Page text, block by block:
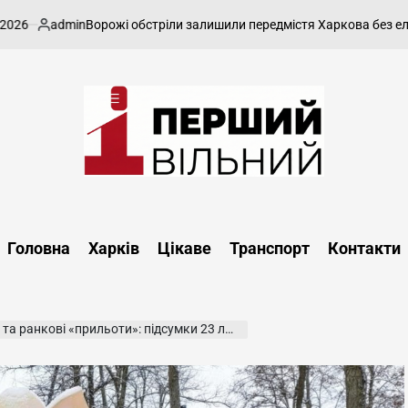
admin Ворожі обстріли залишили передмістя Харкова без електрики
харківський,
області
Головна Харків Цікаве Транспорт Контакти
«прильоти»: підсумки 23 лютого